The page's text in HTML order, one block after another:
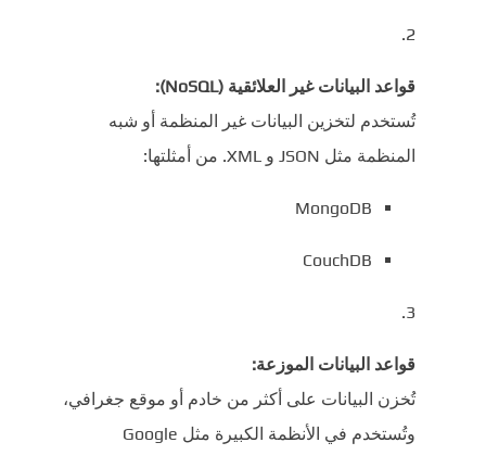
قواعد البيانات غير العلائقية (NoSQL):
تُستخدم لتخزين البيانات غير المنظمة أو شبه
المنظمة مثل JSON و XML. من أمثلتها:
MongoDB
CouchDB
قواعد البيانات الموزعة:
تُخزن البيانات على أكثر من خادم أو موقع جغرافي،
وتُستخدم في الأنظمة الكبيرة مثل Google